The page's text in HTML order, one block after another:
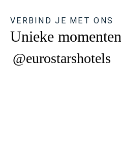
VERBIND JE MET ONS
Unieke momenten
@eurostarshotels